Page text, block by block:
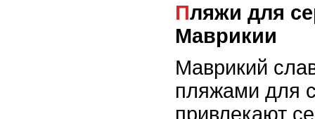
Пляжи для серфинга на
Маврикии
Маврикий
пляжами для
привлекают